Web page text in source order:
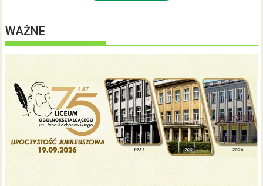
WAŻNE